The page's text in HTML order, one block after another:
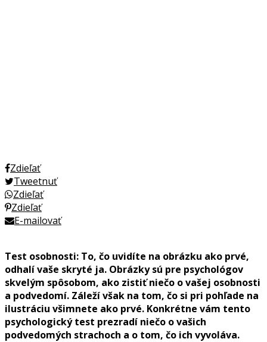
Zdieľať
Tweetnuť
Zdieľať
Zdieľať
E-mailovať
Test osobnosti: To, čo uvidíte na obrázku ako prvé,
odhalí vaše skryté ja. Obrázky sú pre psychológov
skvelým spôsobom, ako zistiť niečo o vašej osobnosti
a podvedomí. Záleží však na tom, čo si pri pohľade na
ilustráciu všimnete ako prvé. Konkrétne vám tento
psychologický test prezradí niečo o vašich
podvedomých strachoch a o tom, čo ich vyvoláva.